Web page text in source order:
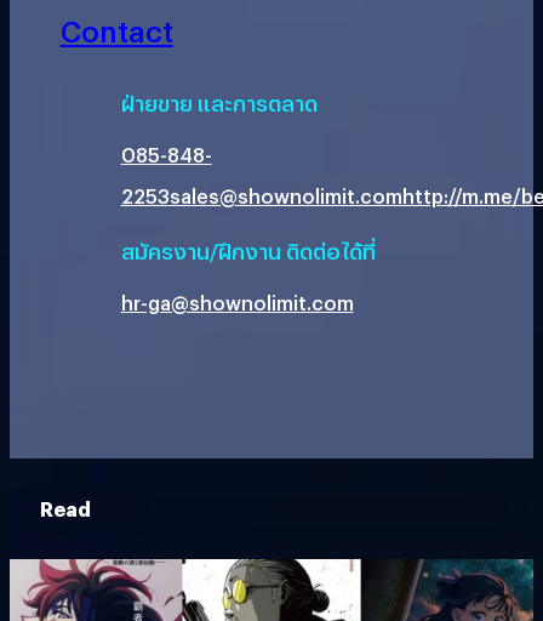
Contact
ฝ่ายขาย และการตลาด
085-848-
2253sales@shownolimit.comhttp://m.me/
สมัครงาน/ฝึกงาน ติดต่อได้ที่
hr-ga@shownolimit.com
Read